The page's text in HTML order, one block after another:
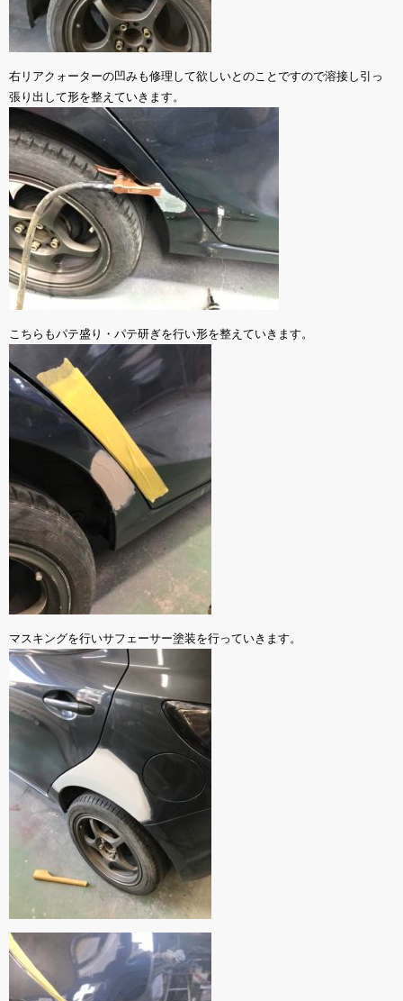
右リアクォーターの凹みも修理して欲しいとのことですので溶接し引っ
張り出して形を整えていきます。
こちらもパテ盛り・パテ研ぎを行い形を整えていきます。
マスキングを行いサフェーサー塗装を行っていきます。